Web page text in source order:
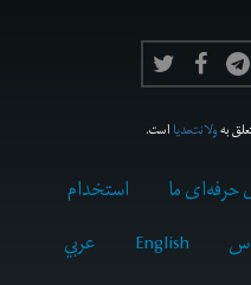
بهولانت‌مدیااست.
حرفه‌ای ما
استخدام
English
عربي